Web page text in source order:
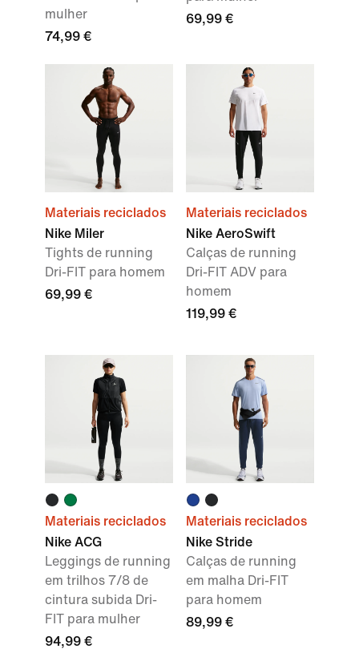
mulher
74,99 €
69,99 €
Materiais reciclados
Nike Miler
Tights de running
Dri-FIT para homem
69,99 €
Materiais reciclados
Nike AeroSwift
Calças de running
Dri-FIT ADV para
homem
119,99 €
Materiais reciclados
Nike ACG
Leggings de running
em trilhos 7/8 de
cintura subida Dri-
FIT para mulher
94,99 €
Materiais reciclados
Nike Stride
Calças de running
em malha Dri-FIT
para homem
89,99 €